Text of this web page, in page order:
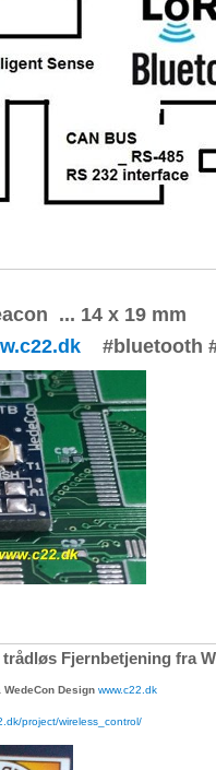
... 14 x 19 mm
#bluetooth
Fjernbetjening fra
Design www.c22.dk
project/wireless_control/